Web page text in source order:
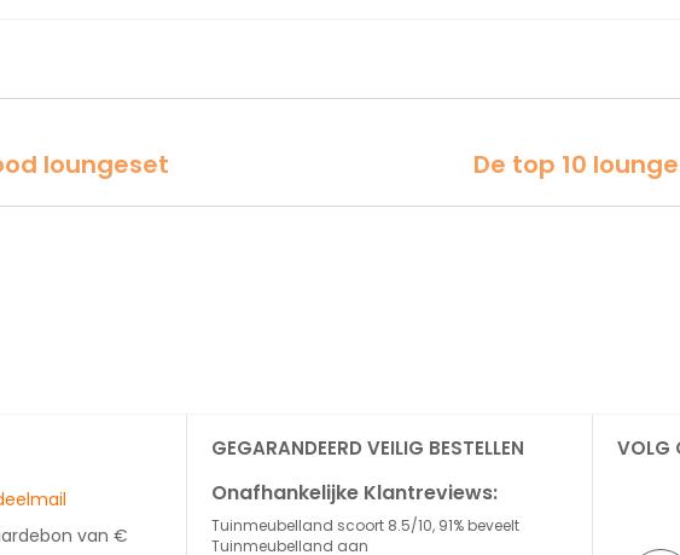
loungeset De top 10
van €
GEGARANDEERD VEILIG BESTELLEN
Onafhankelijke Klantreviews:
Tuinmeubelland scoort 8.5/10, 91% beveelt
Tuinmeubelland aan
VOLG